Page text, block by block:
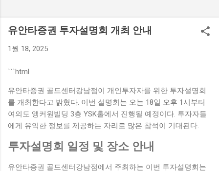
유안타증권 투자설명회 개최 안내
1월 18, 2025
```html
유안타증권 골드센터강남점이 개인투자자를 위한 투자설명회
를 개최한다고 밝혔다. 이번 설명회는 오는 18일 오후 1시부터
여의도 앵커원빌딩 3층 YSK홀에서 진행될 예정이다. 투자자들
에게 유익한 정보를 제공하는 자리로 많은 참석이 기대된다.
투자설명회 일정 및 장소 안내
유안타증권 골드센터강남점에서 주최하는 이번 투자설명회는